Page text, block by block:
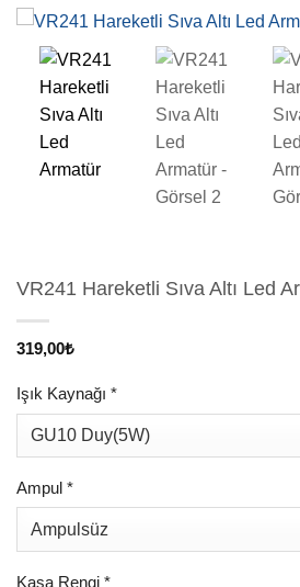
VR241 Hareketli Sıva Altı Led
319,00₺
Işık Kaynağı *
Ampul *
Kasa Rengi *